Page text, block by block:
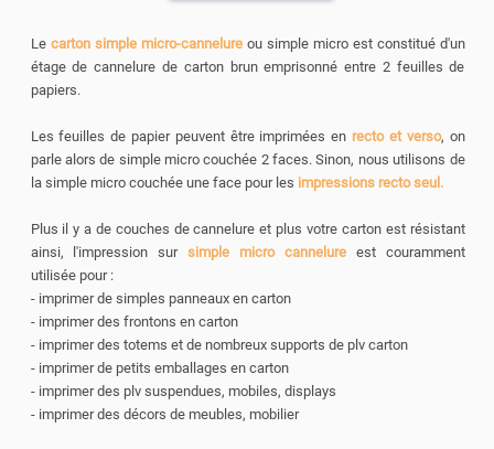
Le carton simple micro-cannelure ou simple micro est constitué d'un
étage de cannelure de carton brun emprisonné entre 2 feuilles de
papiers.
Les feuilles de papier peuvent être imprimées en recto et verso, on
parle alors de simple micro couchée 2 faces. Sinon, nous utilisons de
la simple micro couchée une face pour les impressions recto seul.
Plus il y a de couches de cannelure et plus votre carton est résistant
ainsi, l'impression sursimple micro cannelureest couramment
utilisée pour :
- imprimer de simples panneaux en carton
- imprimer des frontons en carton
- imprimer des totems et de nombreux supports de plv carton
- imprimer de petits emballages en carton
- imprimer des plv suspendues, mobiles, displays
- imprimer des décors de meubles, mobilier